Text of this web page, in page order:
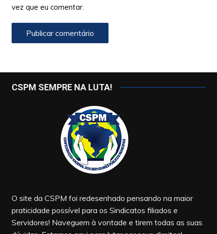
vez que eu comentar.
CSPM SEMPRE NA LUTA!
O site da CSPM foi redesenhado pensando na maior
praticidade possível para os Sindicatos filiados e
Servidores! Naveguem à vontade e tirem todas as suas